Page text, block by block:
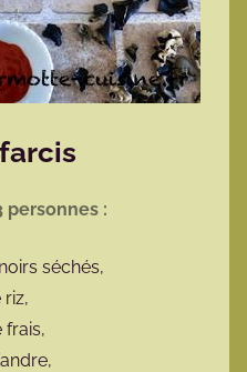
personnes :
séchés,
frais,